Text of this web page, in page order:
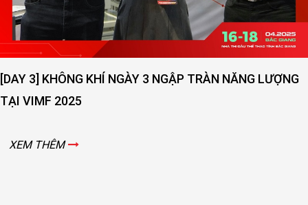
[DAY 3] KHÔNG KHÍ NGÀY 3 NGẬP TRÀN NĂNG LƯỢNG
TẠI VIMF 2025
XEM THÊM